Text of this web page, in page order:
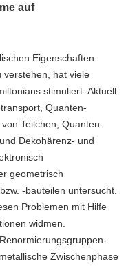
auf
Eigenschaften
verstehen, hat viele
stimuliert. Aktuell
Quanten-
Teilchen, Quanten-
Dekohärenz- und
geometrisch
-bauteilen untersucht.
Problemen mit Hilfe
widmen.
Zwischenphase